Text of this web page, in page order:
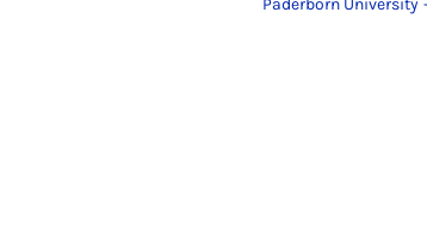
Paderborn University